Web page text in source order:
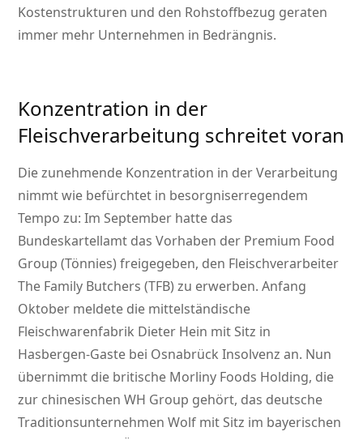
Kostenstrukturen und den Rohstoffbezug geraten
immer mehr Unternehmen in Bedrängnis.
Konzentration in der
Fleischverarbeitung schreitet voran
Die zunehmende Konzentration in der Verarbeitung
nimmt wie befürchtet in besorgniserregendem
Tempo zu: Im September hatte das
Bundeskartellamt das Vorhaben der Premium Food
Group (Tönnies) freigegeben, den Fleischverarbeiter
The Family Butchers (TFB) zu erwerben. Anfang
Oktober meldete die mittelständische
Fleischwarenfabrik Dieter Hein mit Sitz in
Hasbergen-Gaste bei Osnabrück Insolvenz an. Nun
übernimmt die britische Morliny Foods Holding, die
zur chinesischen WH Group gehört, das deutsche
Traditionsunternehmen Wolf mit Sitz im bayerischen